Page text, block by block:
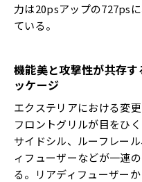
力は20psアップの727ps
ている。
機能美と攻撃性が共存す
ッケージ
エクステリアにおける変
フロントグリルが目をひ
サイドシル、ルーフレー
ィフューザーなどが一連
る。リアディフューザー